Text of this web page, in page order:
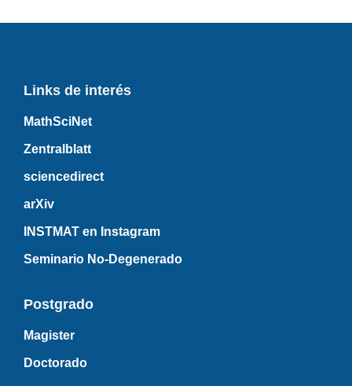
Links de interés
MathSciNet
Zentralblatt
sciencedirect
arXiv
INSTMAT en Instagram
Seminario No-Degenerado
Postgrado
Magister
Doctorado